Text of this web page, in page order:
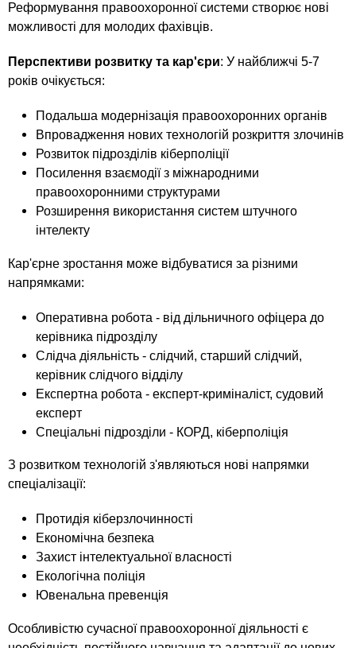
Реформування правоохоронної системи створює нові
можливості для молодих фахівців.
Перспективи розвитку та кар'єри: У найближчі 5-7
років очікується:
Подальша модернізація правоохоронних органів
Впровадження нових технологій розкриття злочинів
Розвиток підрозділів кіберполіції
Посилення взаємодії з міжнародними
правоохоронними структурами
Розширення використання систем штучного
інтелекту
Кар'єрне зростання може відбуватися за різними
напрямками:
Оперативна робота - від дільничного офіцера до
керівника підрозділу
Слідча діяльність - слідчий, старший слідчий,
керівник слідчого відділу
Експертна робота - експерт-криміналіст, судовий
експерт
Спеціальні підрозділи - КОРД, кіберполіція
З розвитком технологій з'являються нові напрямки
спеціалізації:
Протидія кіберзлочинності
Економічна безпека
Захист інтелектуальної власності
Екологічна поліція
Ювенальна превенція
Особливістю сучасної правоохоронної діяльності є